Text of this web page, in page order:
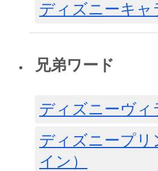
ディズニーキャ
兄弟ワード
ディズニーヴィ
ディズニープリ
イン）